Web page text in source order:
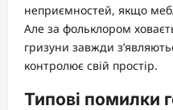
неприємностей, якщо
Але за фольклором
гризуни завжди
контролює свій простір.
Типові помилки